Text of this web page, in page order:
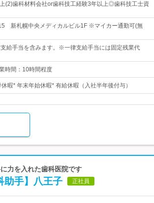
(2)歯科材料会社or歯科技工経験3年以上◎歯科技工士資
新札幌中央メディカルビル1F ※マイカー通勤可(無
給手当を含みます。※一律支給手当には固定残業代
時間：10時間程度
暇* 年末年始休暇* 有給休暇（入社半年後付与）
力を入れた歯科医院です
助手】八王子 正社員